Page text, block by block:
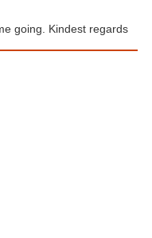
going. Kindest regards